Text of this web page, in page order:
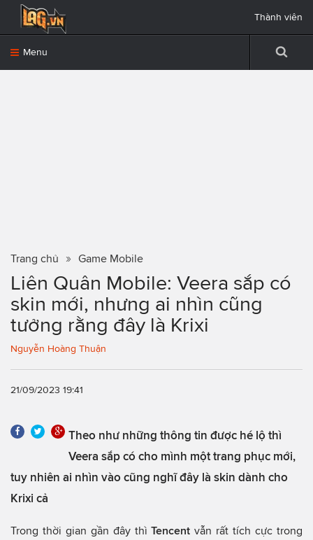
Menu
Thành viên
Trang chủ Game Mobile
Liên Quân Mobile: Veera sắp có
skin mới, nhưng ai nhìn cũng
tưởng rằng đây là Krixi
Nguyễn Hoàng Thuận
21/09/2023 19:41
Theo như những thông tin được hé lộ thì
Veera sắp có cho mình một trang phục mới,
tuy nhiên ai nhìn vào cũng nghĩ đây là skin dành cho
Krixi cả
Trong thời gian gần đây thìTencentvẫn rất tích cực trong